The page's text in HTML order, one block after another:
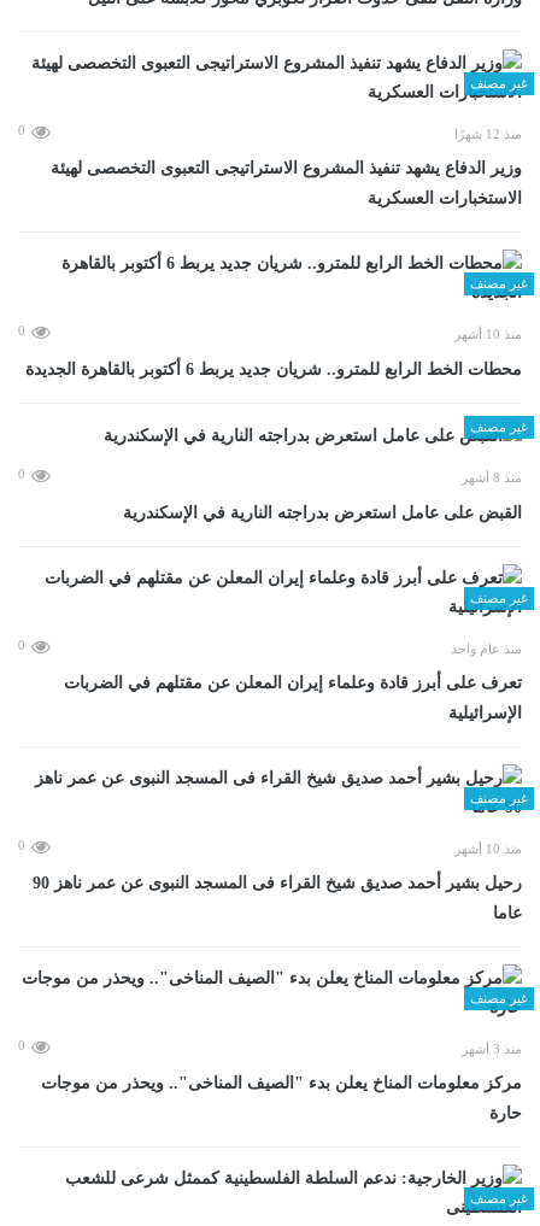
غير مصنف
منذ 12 شهرًا 0
وزير الدفاع يشهد تنفيذ المشروع الاستراتيجى التعبوى التخصصى لهيئة
الاستخبارات العسكرية
غير مصنف
منذ 10 أشهر 0
محطات الخط الرابع للمترو.. شريان جديد يربط 6 أكتوبر بالقاهرة الجديدة
غير مصنف
منذ 8 أشهر 0
القبض على عامل استعرض بدراجته النارية في الإسكندرية
غير مصنف
منذ عام واحد 0
تعرف على أبرز قادة وعلماء إيران المعلن عن مقتلهم في الضربات
الإسرائيلية
غير مصنف
منذ 10 أشهر 0
رحيل بشير أحمد صديق شيخ القراء فى المسجد النبوى عن عمر ناهز 90
عاما
غير مصنف
منذ 3 أشهر 0
مركز معلومات المناخ يعلن بدء "الصيف المناخى".. ويحذر من موجات
حارة
غير مصنف